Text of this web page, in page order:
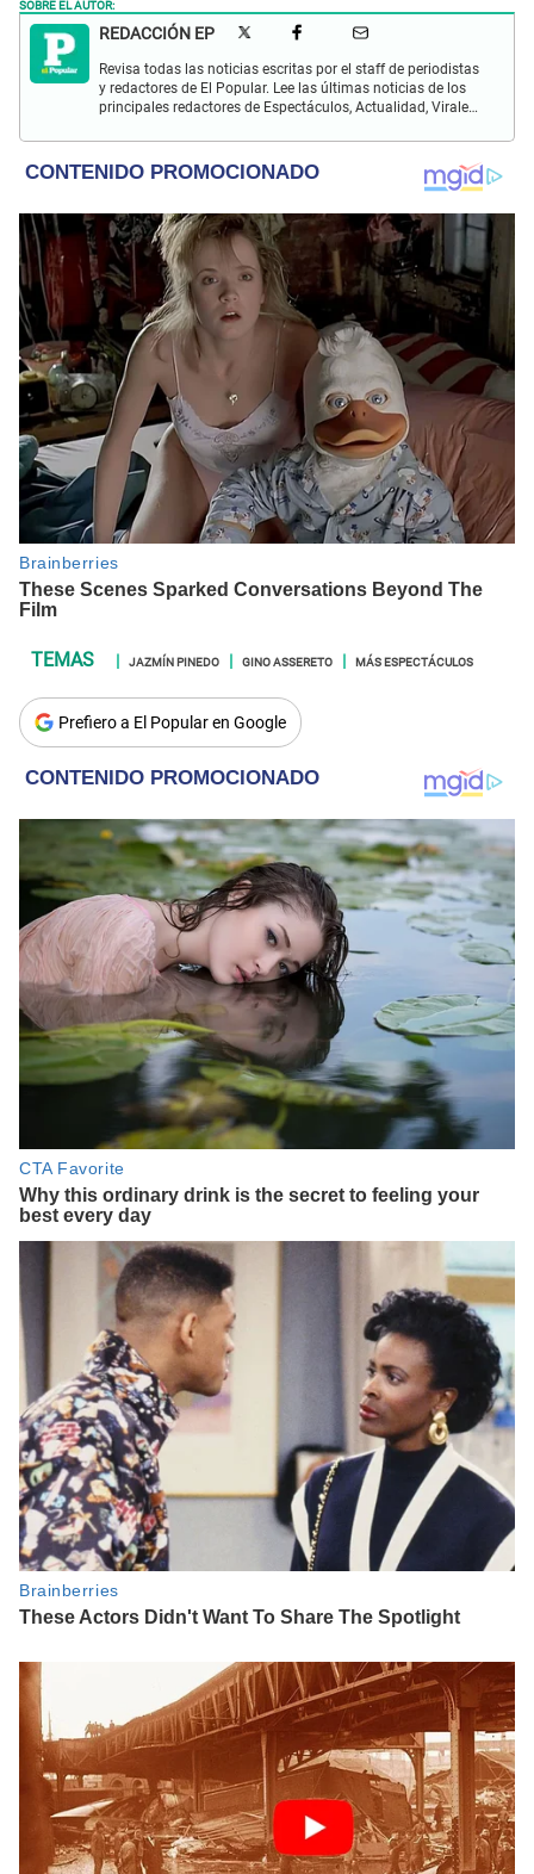
REDACCIÓN EP
Revisa todas las noticias escritas por el staff de periodistas
y redactores de El Popular. Lee las últimas noticias de los
principales redactores de Espectáculos, Actualidad, Virales,
JAZMÍN PINEDO GINO ASSERETO MÁS ESPECTÁCULOS
Prefiero a El Popular en Google